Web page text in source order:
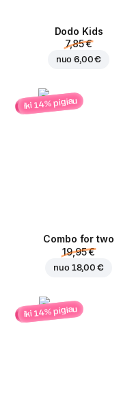
Dodo Kids
7,85 €
nuo6,00 €
iki 14% pigiau
Combo for two
19,95 €
nuo 18,00 €
iki 14% pigiau